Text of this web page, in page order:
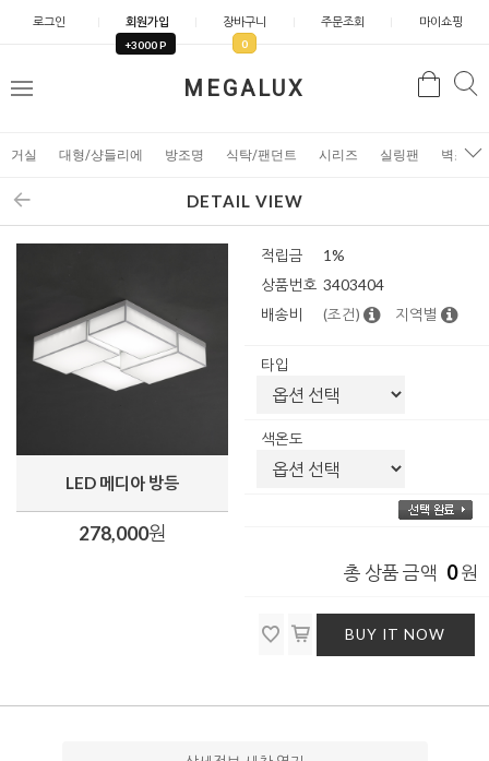
로그인 회원가입
+3000 P
장바구니
0
주문조회 마이쇼핑
MEGALUX
메
검
거실 대형/샹들리에 방조명 식탁/팬던트 시리즈 실링팬 벽조명
DETAIL VIEW
LED 메디아 방등
278,000원
적립금
1%
상품번호 3403404
배송비
(조건) 지역별
타입
색온도
총 상품 금액 0원
BUY IT NOW